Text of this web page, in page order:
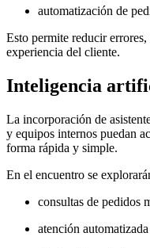
automatización de
Esto permite reducir
experiencia del cliente.
Inteligencia
La incorporación de
y equipos internos puedan
forma rápida y simple.
En el encuentro se
consultas de pedidos
atención